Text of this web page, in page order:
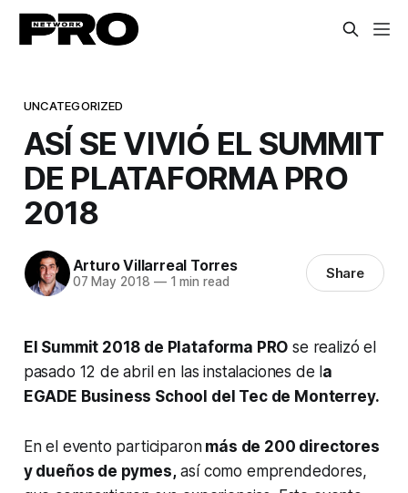
UNCATEGORIZED
ASÍ SE VIVIÓ EL SUMMIT
DE PLATAFORMA PRO
2018
Arturo Villarreal Torres
07 May 2018 —1 min read Share
El Summit 2018 de Plataforma PRO se realizó el
pasado 12 de abril en las instalaciones de la
EGADE Business School del Tec de Monterrey.
En el evento participaronmás de 200 directores
y dueños de pymes,así como emprendedores,